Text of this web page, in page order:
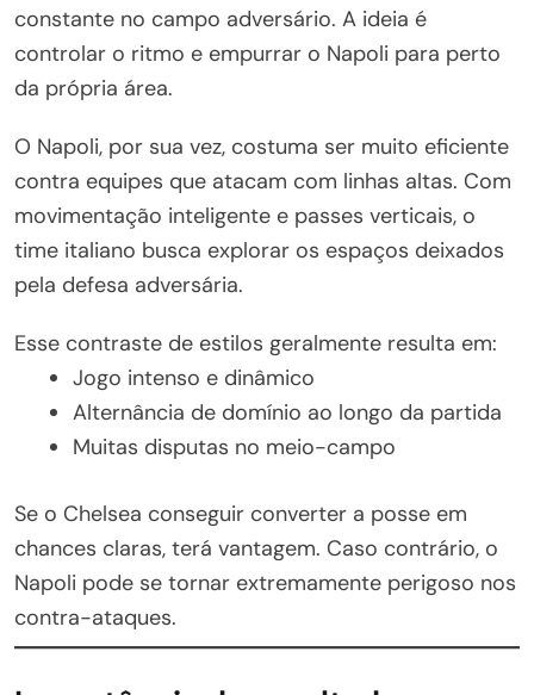
constante no campo adversário. A ideia é
controlar o ritmo e empurrar o Napoli para perto
da própria área.
O Napoli, por sua vez, costuma ser muito eficiente
contra equipes que atacam com linhas altas. Com
movimentação inteligente e passes verticais, o
time italiano busca explorar os espaços deixados
pela defesa adversária.
Esse contraste de estilos geralmente resulta em:
Jogo intenso e dinâmico
Alternância de domínio ao longo da partida
Muitas disputas no meio-campo
Se o Chelsea conseguir converter a posse em
chances claras, terá vantagem. Caso contrário, o
Napoli pode se tornar extremamente perigoso nos
contra-ataques.